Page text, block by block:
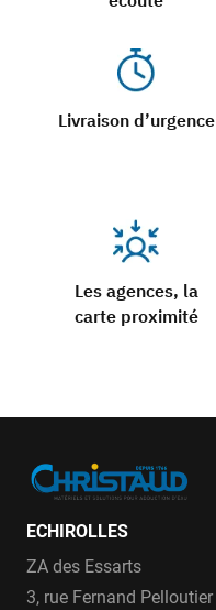
Livraison d’urgence
Les agences, la
carte proximité
ECHIROLLES
ZA des Essarts
3, rue Fernand Pelloutier